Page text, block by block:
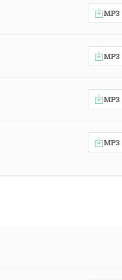
MP3
MP3
MP3
MP3